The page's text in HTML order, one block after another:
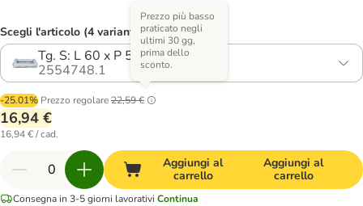
Scegli l'articolo (4 varianti)
Tg. S: L 60 x P 50 cm
2554748.1
-25.01% Prezzo regolare22,59 €
Prezzo più basso
praticato negli
ultimi 30 gg,
prima dello
sconto.
16,94 €
16,94 € / cad.
Aggiungi al
carrello
Aggiungi al
carrello
Consegna in 3-5 giorni lavorativi Continua